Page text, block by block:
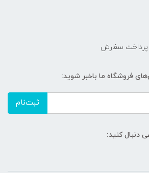
پرداخت سفارش
فروشگاه ما باخبر شوید:
ثبت‌نام
دنبال کنید: